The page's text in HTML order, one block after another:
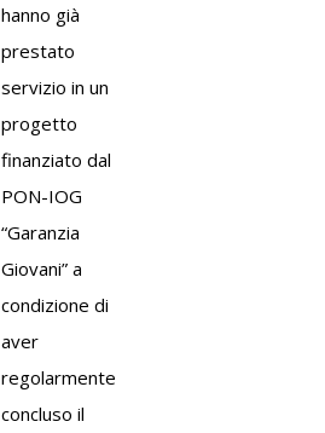
hanno già
prestato
servizio in un
progetto
finanziato dal
PON-IOG
“Garanzia
Giovani” a
condizione di
aver
regolarmente
concluso il